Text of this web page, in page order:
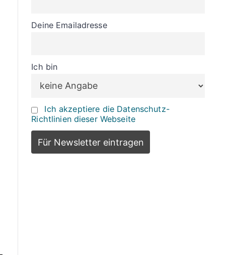
Deine Emailadresse
Ich bin
Ich akzeptiere die Datenschutz-
Richtlinien dieser Webseite